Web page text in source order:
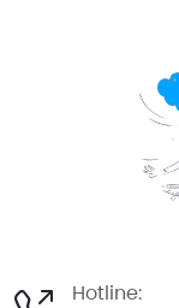
Hotline: